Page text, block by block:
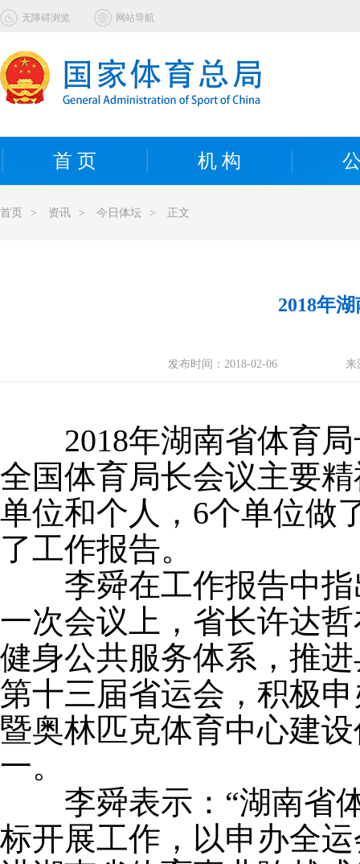
无障碍浏览 网站导航
首 页 机 构
首页 > 资讯 > 今日体坛 > 正文
2018年
发布时间： 2018-02-06 来
2018年湖南省体育局
全国体育局长会议主要
单位和个人，6个单位做
了工作报告。
李舜在工作报告中指
一次会议上，省长许达
健身公共服务体系，推
第十三届省运会，积极
暨奥林匹克体育中心建
一。
李舜表示：“湖南省体
标开展工作，以申办全